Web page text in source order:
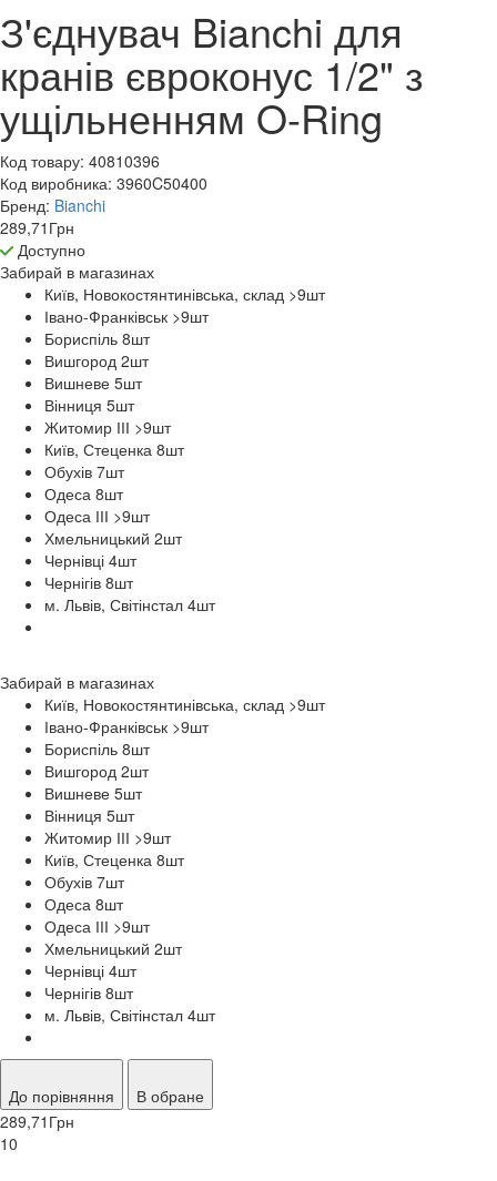
З'єднувач Bianchi для
кранів євроконус 1/2" з
ущільненням O-Ring
Код товару: 40810396
Код виробника: 3960C50400
Бренд: Bianchi
289,71 Грн
Доступно
Забирай в магазинах
Київ, Новокостянтинівська, склад >9шт
Івано-Франківськ >9шт
Бориспіль 8шт
Вишгород 2шт
Вишневе 5шт
Вінниця 5шт
Житомир ІІІ >9шт
Київ, Стеценка 8шт
Обухів 7шт
Одеса 8шт
Одеса ІІІ >9шт
Хмельницький 2шт
Чернівці 4шт
Чернігів 8шт
м. Львів, Світінстал 4шт
Забирай в магазинах
Київ, Новокостянтинівська, склад >9шт
Івано-Франківськ >9шт
Бориспіль 8шт
Вишгород 2шт
Вишневе 5шт
Вінниця 5шт
Житомир ІІІ >9шт
Київ, Стеценка 8шт
Обухів 7шт
Одеса 8шт
Одеса ІІІ >9шт
Хмельницький 2шт
Чернівці 4шт
Чернігів 8шт
м. Львів, Світінстал 4шт
До порівняння
В обране
289,71 Грн
10